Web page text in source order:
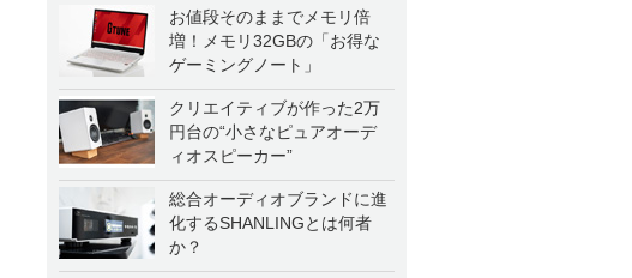
お値段そのままでメモリ倍
増！メモリ32GBの「お得な
ゲーミングノート」
クリエイティブが作った2万
円台の“小さなピュアオーデ
ィオスピーカー”
総合オーディオブランドに進
化するSHANLINGとは何者
か？